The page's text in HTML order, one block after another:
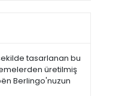
tasarlanan bu
üretilmiş
Berlingo'nuzun